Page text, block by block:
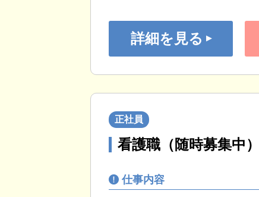
詳細を見る
正社員
看護職（随時募集中）
仕事内容